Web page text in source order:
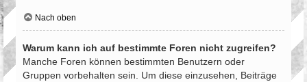
Nach oben
Warum kann ich auf bestimmte Foren nicht zugreifen?
Manche Foren können bestimmten Benutzern oder
Gruppen vorbehalten sein. Um diese einzusehen, Beiträge